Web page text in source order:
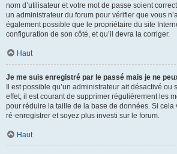
nom d’utilisateur et votre mot de passe soient
un administrateur du forum pour vérifier que vous
également possible que le propriétaire du site
configuration de son côté, et qu’il devra la corriger.
Haut
Je me suis enregistré par le passé mais je ne
Il est possible qu’un administrateur ait désactivé ou
effet, il est courant de supprimer régulièrement les
pour réduire la taille de la base de données. Si cela
ré-enregistrer et soyez plus investi sur le forum.
Haut